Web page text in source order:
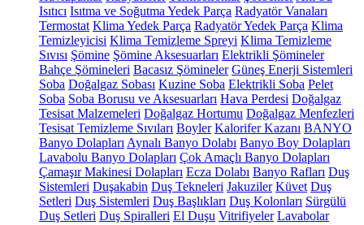
Isıtıcı Isıtma ve Soğutma Yedek Parça Radyatör Vanaları
Termostat Klima Yedek Parça Radyatör Yedek Parça Klima
Temizleyicisi Klima Temizleme Spreyi Klima Temizleme
Sıvısı Şömine Şömine Aksesuarları Elektrikli Şömineler
Bahçe Şömineleri Bacasız Şömineler Güneş Enerji Sistemleri
Soba Doğalgaz Sobası Kuzine Soba Elektrikli Soba Pelet
Soba Soba Borusu ve Aksesuarları Hava Perdesi Doğalgaz
Tesisat Malzemeleri Doğalgaz Hortumu Doğalgaz Menfezleri
Tesisat Temizleme Sıvıları Boyler Kalorifer Kazanı BANYO
Banyo Dolapları Aynalı Banyo Dolabı Banyo Boy Dolapları
Lavabolu Banyo Dolapları Çok Amaçlı Banyo Dolapları
Çamaşır Makinesi Dolapları Ecza Dolabı Banyo Rafları Duş
Sistemleri Duşakabin Duş Tekneleri Jakuziler Küvet Duş
Setleri Duş Sistemleri Duş Başlıkları Duş Kolonları Sürgülü
Duş Setleri Duş Spiralleri El Duşu Vitrifiyeler Lavabolar